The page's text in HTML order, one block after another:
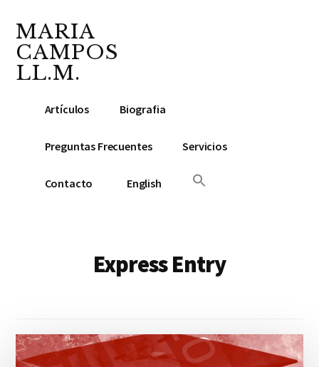
contenido
principal
footer
menu
MARIA
CAMPOS
LL.M.
Público
Artículos Biografia
Preguntas Frecuentes Servicios
Contacto English
Express Entry